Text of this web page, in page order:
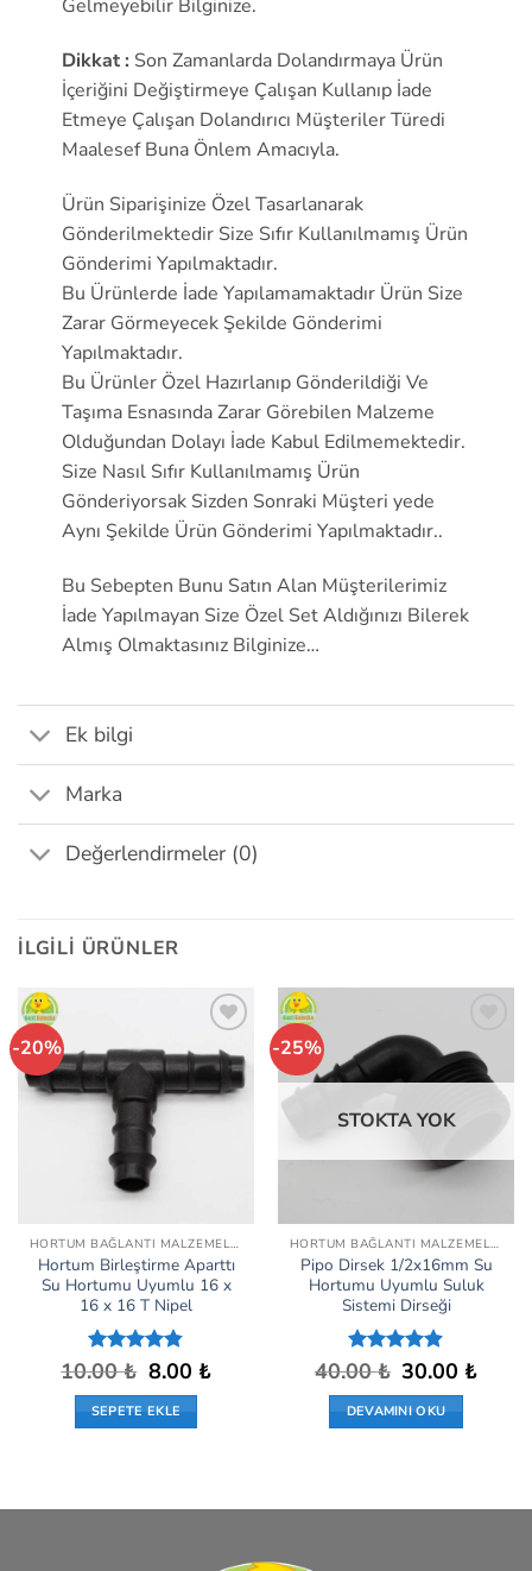
Gelmeyebilir Bilginize.
Dikkat : Son Zamanlarda Dolandırmaya Ürün
İçeriğini Değiştirmeye Çalışan Kullanıp İade
Etmeye Çalışan Dolandırıcı Müşteriler Türedi
Maalesef Buna Önlem Amacıyla.
Ürün Siparişinize Özel Tasarlanarak
Gönderilmektedir Size Sıfır Kullanılmamış Ürün
Gönderimi Yapılmaktadır.
Bu Ürünlerde İade Yapılamamaktadır Ürün Size
Zarar Görmeyecek Şekilde Gönderimi
Yapılmaktadır.
Bu Ürünler Özel Hazırlanıp Gönderildiği Ve
Taşıma Esnasında Zarar Görebilen Malzeme
Olduğundan Dolayı İade Kabul Edilmemektedir.
Size Nasıl Sıfır Kullanılmamış Ürün
Gönderiyorsak Sizden Sonraki Müşteri yede
Aynı Şekilde Ürün Gönderimi Yapılmaktadır..
Bu Sebepten Bunu Satın Alan Müşterilerimiz
İade Yapılmayan Size Özel Set Aldığınızı Bilerek
Almış Olmaktasınız Bilginize…
Ek bilgi
Marka
Değerlendirmeler (0)
İLGILI ÜRÜNLER
-20%
İstek
Listeme
Ekle
HORTUM BAĞLANTI MALZEMELERI
Hortum Birleştirme Aparttı
Su Hortumu Uyumlu 16 x
16 x 16 T Nipel
5 üzerinden
aldı
10.00₺ Orijinal
fiyat:
10.00 ₺.
8.00 ₺Şu
andaki
SEPETE EKLE
-25%
İstek
Listeme
Ekle
STOKTA YOK
HORTUM BAĞLANTI MALZEMELERI
Pipo Dirsek 1/2x16mm Su
Hortumu Uyumlu Suluk
Sistemi Dirseği
5 üzerinden
oy
aldı
40.00₺ Orijinal
fiyat:
40.00 ₺.
30.00 ₺Şu
andaki
DEVAMINI OKU